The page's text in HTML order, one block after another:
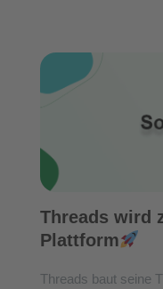
Threads wird
Plattform
Threads baut seine